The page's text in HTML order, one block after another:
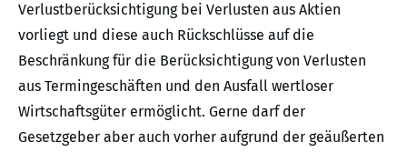
Verlustberücksichtigung bei Verlusten aus Aktien
vorliegt und diese auch Rückschlüsse auf die
Beschränkung für die Berücksichtigung von Verlusten
aus Termingeschäften und den Ausfall wertloser
Wirtschaftsgüter ermöglicht. Gerne darf der
Gesetzgeber aber auch vorher aufgrund der geäußerten